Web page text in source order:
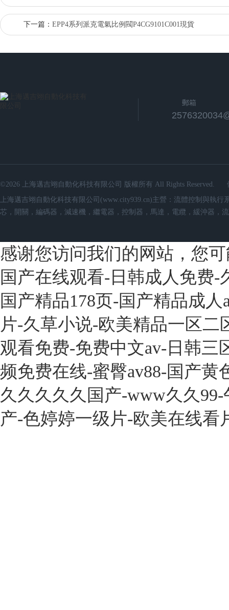
下一篇： EPP4系列派克電氣比例閥P4CG9101C001現貨
郵箱
©2026 上海邁吉翊自動化科技有限公司 版權所有 All Rights Reserved.
上海邁吉翊自動化科技有限公司(www.city939.cn)主營：流體控制與執
芯，開關，編碼器，減速機，繼電器，控制器，馬達，電纜，緩沖器，
感谢您访问我们的网站，您
国产在线观看-日韩成人免费
国产精品178页-国产精品成
片-久草小说-欧美精品一区
观看免费-免费中文av-日韩
频免费在线-蜜臀av88-国产
久久久久久国产-www久久
产-色婷婷一级片-欧美在线看